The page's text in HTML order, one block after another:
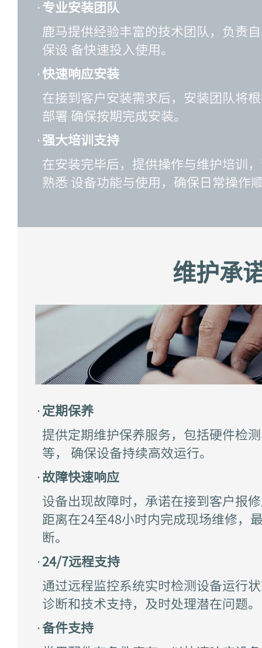
· 专业安装团队
鹿马提供经验丰富的技术团队，负责
保设 备快速投入使用。
· 快速响应安装
在接到客户安装需求后，安装团队将
部署 确保按期完成安装。
· 强大培训支持
在安装完毕后，提供操作与维护培训
熟悉 设备功能与使用，确保日常操作
维护承
· 定期保养
提供定期维护保养服务，包括硬件检
等， 确保设备持续⾼效运⾏。
· 故障快速响应
设备出现故障时，承诺在接到客户报
距离在24⾄48⼩时内完成现场维修，
断。
· 24/7远程⽀持
通过远程监控系统实时检测设备运⾏
诊断和技术⽀持，及时处理潜在问题。
·备件⽀持